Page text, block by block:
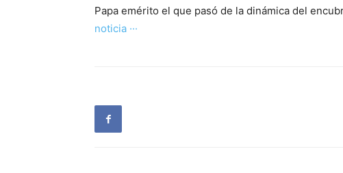
Papa emérito el que pasó de la dinámica del
noticia ···